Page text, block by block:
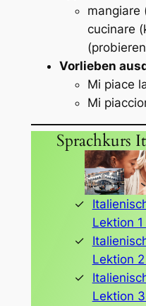
mangiare
cucinare
Vorlieben
Mi piace
Mi
Sprachkurs
Lektion
Lektion
Lektion